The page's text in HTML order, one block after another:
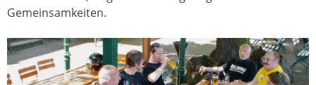
Gemeinsamkeiten.